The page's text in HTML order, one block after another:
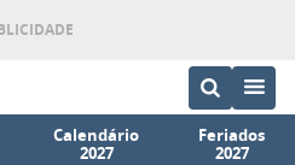
Calendário
2027
Feriados
2027